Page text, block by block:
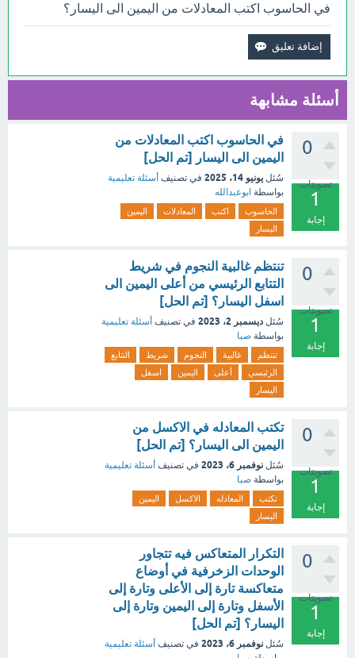
في الحاسوب اكتب المعادلات من اليمين الى اليسار؟
أسئلة مشابهة
0
تصويتات
1
إجابة
في الحاسوب اكتب المعادلات من
اليمين الى اليسار [تم الحل]
سُئل يونيو 14، 2025 في تصنيف أسئلة تعليمية
بواسطة ابوعبدالله
الحاسوب اكتب المعادلات
اليمين
اليسار
0
تصويتات
1
إجابة
تنتظم غالبية النجوم في شريط
التتابع الرئيسي من أعلى اليمين الى
اسفل اليسار؟ [تم الحل]
سُئل ديسمبر 2، 2023 في تصنيف أسئلة تعليمية
بواسطة صبا
تنتظم غالبية النجوم شريط
التتابع
الرئيسي
أعلى اليمين
اسفل
اليسار
0
تصويتات
1
إجابة
تكتب المعادله في الاكسل من
اليمين الى اليسار؟ [تم الحل]
سُئل نوفمبر 6، 2023 في تصنيف أسئلة تعليمية
بواسطة صبا
تكتب المعادله الاكسل
اليمين
اليسار
0
تصويتات
1
إجابة
التكرار المتعاكس فيه تتجاور
الوحدات الزخرفية في أوضاع
متعاكسة تارة إلى الأعلى وتارة إلى
الأسفل وتارة إلى اليمين وتارة إلى
اليسار؟ [تم الحل]
سُئل نوفمبر 6، 2023 في تصنيف أسئلة تعليمية